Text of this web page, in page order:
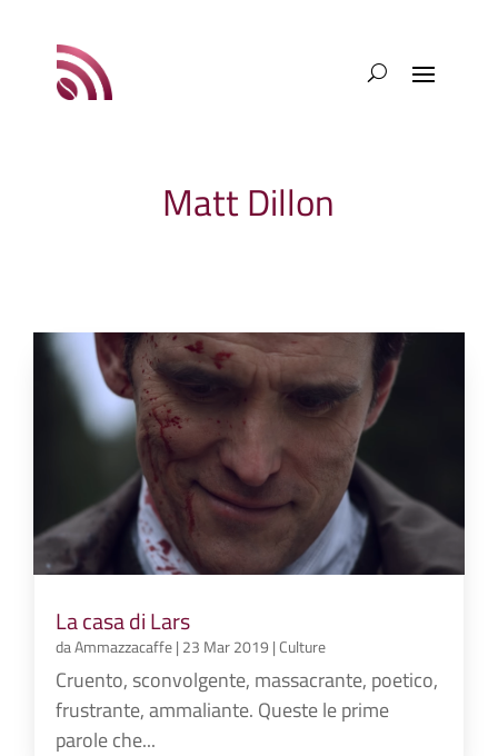
Matt Dillon
La casa di Lars
daAmmazzacaffe| 23 Mar 2019 |Culture
Cruento, sconvolgente, massacrante, poetico,
frustrante, ammaliante. Queste le prime
parole che...